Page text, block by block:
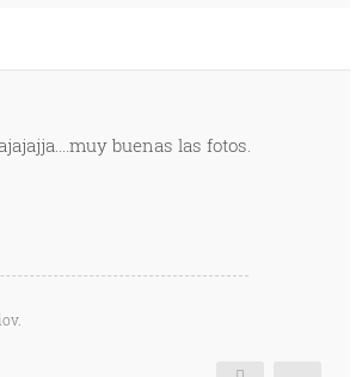
buenas las fotos.